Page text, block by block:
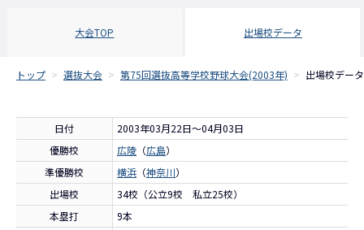
大会TOP 出場校データ
トップ > 選抜大会 > 第75回選抜高等学校野球大会(2003年) > 出場校データ
日付
2003年03月22日～04月03日
優勝校
広陵 （広島）
準優勝校
横浜 （神奈川）
出場校
34校（公立9校 私立25校）
本塁打
9本